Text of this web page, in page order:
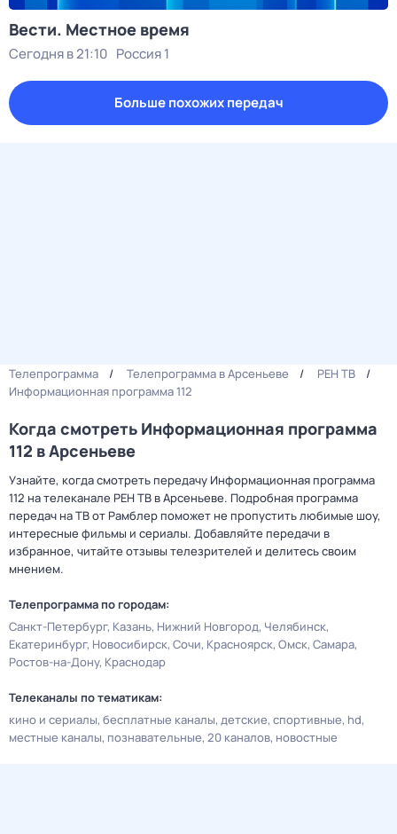
Вести. Местное время
Сегодня в 21:10 Россия 1
Больше похожих передач
Телепрограмма Телепрограмма в Арсеньеве
РЕН ТВ
Информационная программа 112
Когда смотреть Информационная программа
112 в Арсеньеве
Узнайте, когда смотреть передачу Информационная программа
112 на телеканале РЕН ТВ в Арсеньеве. Подробная программа
передач на ТВ от Рамблер поможет не пропустить любимые шоу,
интересные фильмы и сериалы. Добавляйте передачи в
избранное, читайте отзывы телезрителей и делитесь своим
мнением.
Телепрограмма по городам:
Санкт-Петербург Казань Нижний Новгород Челябинск
Екатеринбург Новосибирск Сочи Красноярск Омск Самара
Ростов-на-Дону Краснодар
Телеканалы по тематикам:
кино и сериалы бесплатные каналы детские спортивные hd
местные каналы познавательные 20 каналов новостные